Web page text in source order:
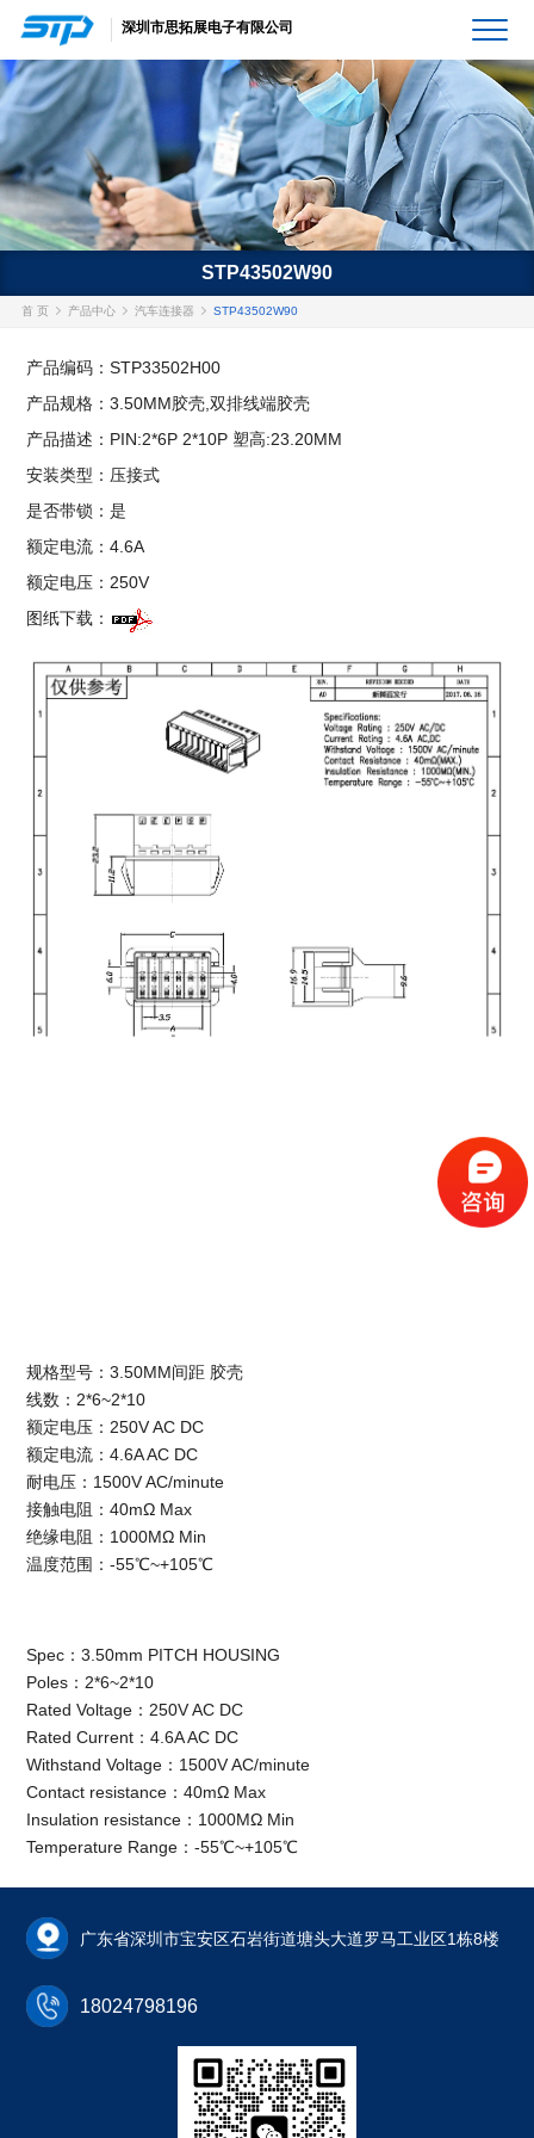
深圳市思拓展电子有限公司
STP43502W90
首 页 产品中心 汽车连接器 STP43502W90
产品编码：STP33502H00
产品规格：3.50MM胶壳,双排线端胶壳
产品描述：PIN:2*6P 2*10P 塑高:23.20MM
安装类型：压接式
是否带锁：是
额定电流：4.6A
额定电压：250V
图纸下载：
规格型号：3.50MM间距 胶壳
线数：2*6~2*10
额定电压：250V AC DC
额定电流：4.6A AC DC
耐电压：1500V AC/minute
接触电阻：40mΩ Max
绝缘电阻：1000MΩ Min
温度范围：-55℃~+105℃
Spec：3.50mm PITCH HOUSING
Poles：2*6~2*10
Rated Voltage：250V AC DC
Rated Current：4.6A AC DC
Withstand Voltage：1500V AC/minute
Contact resistance：40mΩ Max
Insulation resistance：1000MΩ Min
Temperature Range：-55℃~+105℃
广东省深圳市宝安区石岩街道塘头大道罗马工业区1栋8楼
18024798196